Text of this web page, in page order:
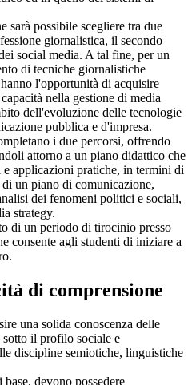
sarà possibile scegliere tra due
giornalistica, il secondo
social media. A tal fine, per un
di tecniche giornalistiche
l'opportunità di acquisire
nella gestione di media
dell'evoluzione delle tecnologie
pubblica e d'impresa.
i due percorsi, offrendo
attorno a un piano didattico che
applicazioni pratiche, in termini di
un piano di comunicazione,
dei fenomeni politici e sociali,
strategy.
di un periodo di tirocinio presso
consente agli studenti di iniziare a
di comprensione
una solida conoscenza delle
sotto il profilo sociale e
discipline semiotiche, linguistiche
devono possedere